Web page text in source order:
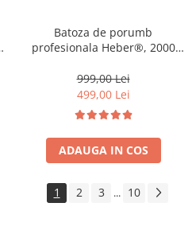
Batoza de porumb
profesionala Heber®, 2000
100%cupru
999,00 Lei
499,00 Lei
ADAUGA IN COS
1 2 3 ... 10